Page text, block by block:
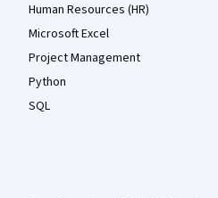
Human Resources (HR)
Microsoft Excel
Project Management
Python
SQL